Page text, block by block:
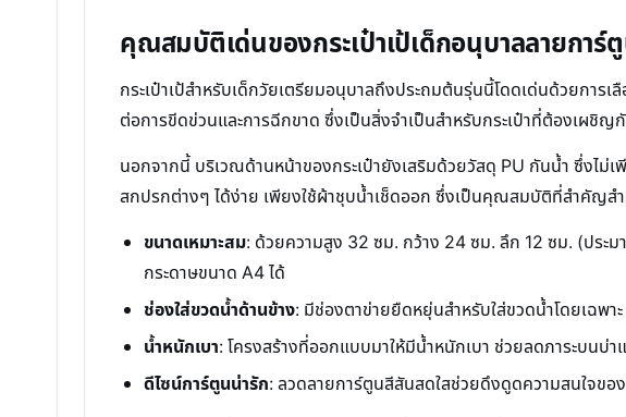
คุณสมบัติเด่นของกระเป๋าเป้เด็กอนุบาลลายการ์
กระเป๋าเป้สำหรับเด็กวัยเตรียมอนุบาลถึงประถมต้นรุ่นนี้โดดเด่นด้วยการ
ต่อการขีดข่วนและการฉีกขาด ซึ่งเป็นสิ่งจำเป็นสำหรับกระเป๋าที่ต้องเผชิ
นอกจากนี้ บริเวณด้านหน้าของกระเป๋ายังเสริมด้วยวัสดุ PU กันน้ำ ซึ่งไม่
สกปรกต่างๆ ได้ง่าย เพียงใช้ผ้าชุบน้ำเช็ดออก ซึ่งเป็นคุณสมบัติที่สำคัญส
ขนาดเหมาะสม: ด้วยความสูง 32 ซม. กว้าง 24 ซม. ลึก 12 ซม. (ประม
กระดาษขนาด A4 ได้
ช่องใส่ขวดน้ำด้านข้าง: มีช่องตาข่ายยืดหยุ่นสำหรับใส่ขวดน้ำโดยเฉพา
น้ำหนักเบา: โครงสร้างที่ออกแบบมาให้มีน้ำหนักเบา ช่วยลดภาระบนบ่
ดีไซน์การ์ตูนน่ารัก: ลวดลายการ์ตูนสีสันสดใสช่วยดึงดูดความสนใจขอ